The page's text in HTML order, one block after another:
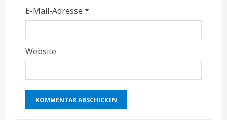
E-Mail-Adresse *
Website